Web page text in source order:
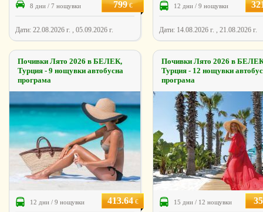
8 дни / 7 нощувки 799€
Дати: 22.08.2026 г. , 05.09.2026 г.
12 дни / 9 нощувки
Дати: 14.08.2026 г. , 21.08.2026 г.
Почивки Лято 2026 в БЕЛЕК,
Турция - 9 нощувки автобусна
програма
12 дни / 9 нощувки 413.64€
Почивки Лято 2026 в
Турция - 12 нощувки
програма
15 дни / 12 нощувки